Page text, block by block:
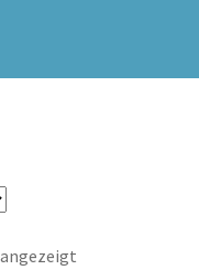
angezeigtNach